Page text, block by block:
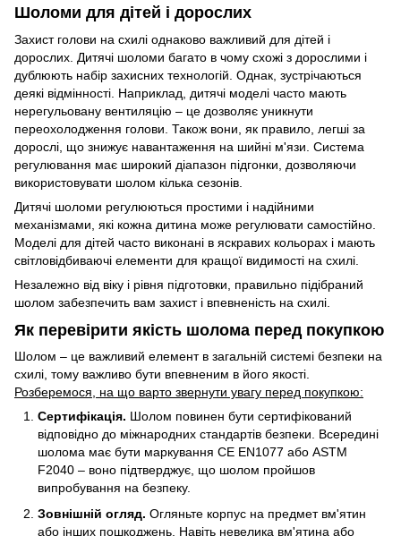
Шоломи для дітей і дорослих
Захист голови на схилі однаково важливий для дітей і
дорослих. Дитячі шоломи багато в чому схожі з дорослими і
дублюють набір захисних технологій. Однак, зустрічаються
деякі відмінності. Наприклад, дитячі моделі часто мають
нерегульовану вентиляцію – це дозволяє уникнути
переохолодження голови. Також вони, як правило, легші за
дорослі, що знижує навантаження на шийні м'язи. Система
регулювання має широкий діапазон підгонки, дозволяючи
використовувати шолом кілька сезонів.
Дитячі шоломи регулюються простими і надійними
механізмами, які кожна дитина може регулювати самостійно.
Моделі для дітей часто виконані в яскравих кольорах і мають
світловідбиваючі елементи для кращої видимості на схилі.
Незалежно від віку і рівня підготовки, правильно підібраний
шолом забезпечить вам захист і впевненість на схилі.
Як перевірити якість шолома перед покупкою
Шолом – це важливий елемент в загальній системі безпеки на
схилі, тому важливо бути впевненим в його якості.
Розберемося, на що варто звернути увагу перед покупкою:
Сертифікація. Шолом повинен бути сертифікований
відповідно до міжнародних стандартів безпеки. Всередині
шолома має бути маркування CE EN1077 або ASTM
F2040 – воно підтверджує, що шолом пройшов
випробування на безпеку.
Зовнішній огляд. Огляньте корпус на предмет вм'ятин
або інших пошкоджень. Навіть невелика вм'ятина або